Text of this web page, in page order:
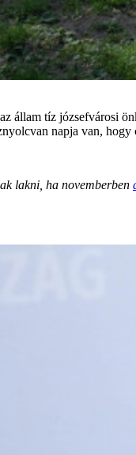
állam tíz józsefvárosi
napja van,
lakni, ha novemberben